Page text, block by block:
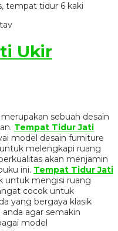
Ukir
merupakan sebuah desain
Tempat Tidur Jati
model desain furniture
melengkapi ruang
akan menjamin
ini. Tempat Tidur Jati
untuk mengisi ruang
cocok untuk
yang bergaya klasik
agar semakin
model